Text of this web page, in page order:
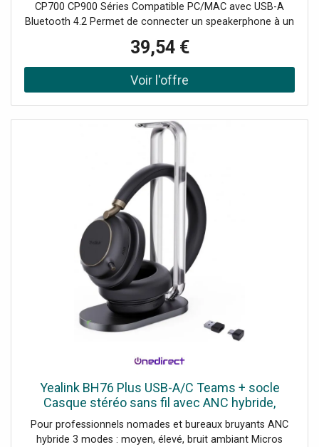
CP700 CP900 Séries Compatible PC/MAC avec USB-A
Bluetooth 4.2 Permet de connecter un speakerphone à un
39,54 €
Yealink BH76 Plus USB-A/C Teams + socle
Casque stéréo sans fil avec ANC hybride,
double dongle USB-A/C et station de charge QI,
idéal pour les
Pour professionnels nomades et bureaux bruyants ANC
hybride 3 modes : moyen, élevé, bruit ambiant Micros